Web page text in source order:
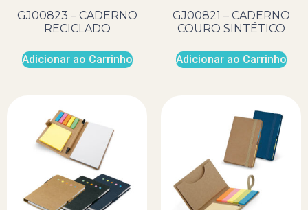
GJ00823 – CADERNO
RECICLADO
Adicionar ao Carrinho
GJ00821 – CADERNO
COURO SINTÉTICO
Adicionar ao Carrinho